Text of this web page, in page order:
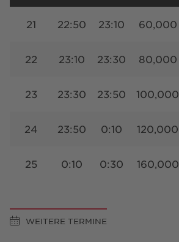
21 22:50 23:10 60,000
22 23:10 23:30 80,000
23 23:30 23:50 100,000
24 23:50 0:10 120,000
25 0:10 0:30 160,000
WEITERE TERMINE